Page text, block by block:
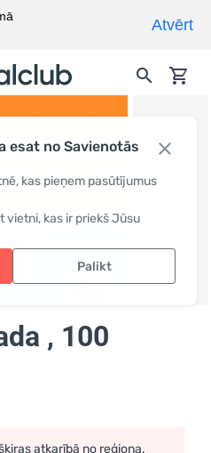
esat no Savienotās
kas pieņem pasūtījumus
kas ir priekš Jūsu
Palikt
, 100
atkarībā no reģiona.
Atvērt